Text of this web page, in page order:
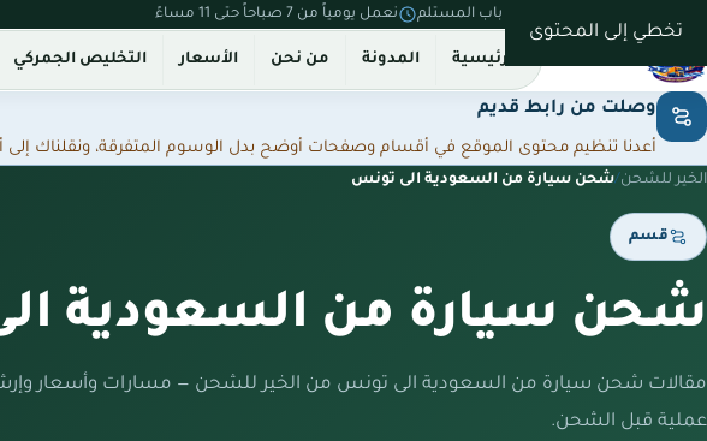
تخطي إلى المحتوى
نستلم من بيتك ونسلّم على باب المستلم نعمل يومياً من 7 صباحاً حتى 11 مساءً
الرئيسية المدونة من نحن الأسعار التخليص الجمركي
وصلت من رابط قديم
أعدنا تنظيم محتوى الموقع في أقسام وصفحات أوضح بدل الوسوم المتفرقة، ونقلناك إلى
الخير للشحن/شحن سيارة من السعودية الى تونس
قسم
شحن سيارة من السعودية
مقالات شحن سيارة من السعودية الى تونس من الخير للشحن — مسارات وأسعار
عملية قبل الشحن.